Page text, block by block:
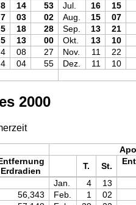
8 14 53 Jul. 16
15
7 03 02 Aug. 15
07
5 18 28 Sep. 13
21
5 13 00 Okt. 13
10
4 08 27 Nov. 11
22
4 04 55 Dez. 11
10
2000
Erdradien
T. St.
Jan. 4
13
56,343 Feb. 1
02